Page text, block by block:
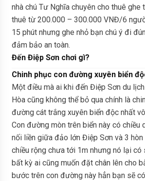
nhà chú Tư Nghĩa chuyên cho thuê ghe
thuê từ 200.000 – 300.000 VNĐ/6
15 phút nhưng ghe nhỏ bạn chú ý đi
đảm bảo an toàn.
Đến Điệp Sơn chơi gì?
Chinh phục con đường xuyên biển
Một điều mà ai khi đến Điệp Sơn du
Hòa cũng không thể bỏ qua chính là
đường cát trắng xuyên biển độc nhất
Con đường mòn trên biển này có chiều
nối liền giữa đảo lớn Điệp Sơn và 3
chiều rộng chưa tới 1m nhưng nó lại có
bất kỳ ai cũng muốn đặt chân lên cho
bước trên con đường này hẳn bạn sẽ